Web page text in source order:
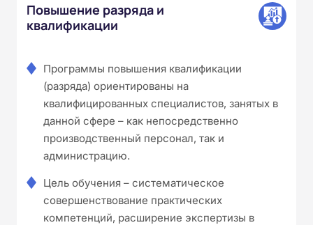
Повышение разряда и
квалификации
Программы повышения квалификации
(разряда) ориентированы на
квалифицированных специалистов, занятых в
данной сфере – как непосредственно
производственный персонал, так и
администрацию.
Цель обучения – систематическое
совершенствование практических
компетенций, расширение экспертизы в